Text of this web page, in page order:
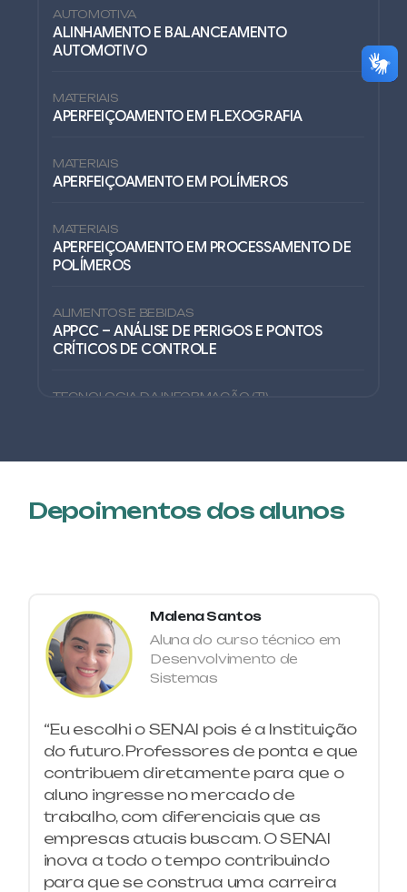
AUTOMOTIVA
ALINHAMENTO E BALANCEAMENTO
AUTOMOTIVO
MATERIAIS
APERFEIÇOAMENTO EM FLEXOGRAFIA
MATERIAIS
APERFEIÇOAMENTO EM POLÍMEROS
MATERIAIS
APERFEIÇOAMENTO EM PROCESSAMENTO DE
POLÍMEROS
ALIMENTOS E BEBIDAS
APPCC – ANÁLISE DE PERIGOS E PONTOS
CRÍTICOS DE CONTROLE
TECNOLOGIA DA INFORMAÇÃO (TI)
ASSISTENTE ADMINISTRATIVO
GESTÃO
ASSISTENTE DE PRODUÇÃO
CONSTRUÇÃO CIVIL
AUTOCAD 2D APLICADO À CONSTRUÇÃO
AUTOMAÇÃO
AUTOMAÇÃO DE SISTEMAS
ELETROPNEUMÁTICOS
PETROQUÍMICA E QUÍMICA
AUXILIAR DE LABORATÓRIO DE
MICROBIOLOGIA
Depoimentos dos alunos
Malena Santos
Aluna do curso técnico em
Desenvolvimento de
Sistemas
“Eu escolhi o SENAI pois é a Instituição
do futuro. Professores de ponta e que
contribuem diretamente para que o
aluno ingresse no mercado de
trabalho, com diferenciais que as
empresas atuais buscam. O SENAI
inova a todo o tempo contribuindo
para que se construa uma carreira